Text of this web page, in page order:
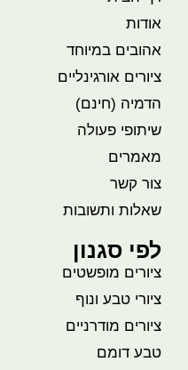
אודות
אהובים במיוחד
ציורים אורגינליים
הדמיה (חינם)
שיתופי פעולה
מאמרים
צור קשר
שאלות ותשובות
לפי סגנון
ציורים מופשטים
ציורי טבע ונוף
ציורים מודרניים
טבע דומם